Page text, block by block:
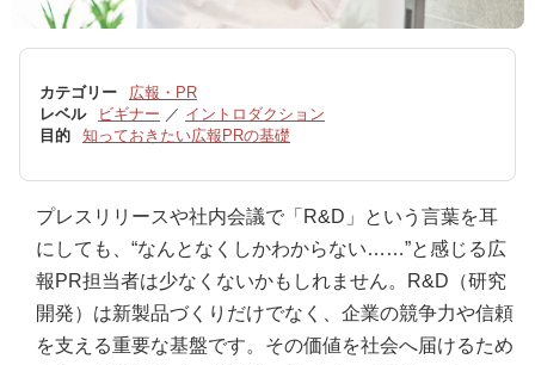
カテゴリー
広報・PR
レベル
ビギナー ／ イントロダクション
目的
知っておきたい広報PRの基礎
プレスリリースや社内会議で「R&D」という言葉を耳
にしても、“なんとなくしかわからない……”と感じる広
報PR担当者は少なくないかもしれません。R&D（研究
開発）は新製品づくりだけでなく、企業の競争力や信頼
を支える重要な基盤です。その価値を社会へ届けるため